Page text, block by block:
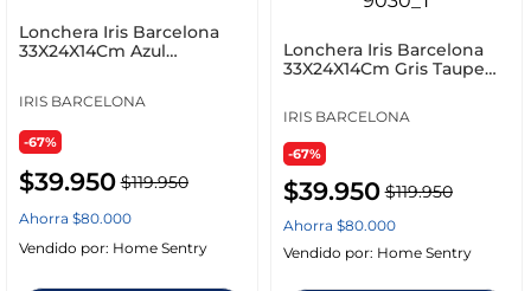
Lonchera Iris Barcelona
33X24X14Cm Azul
IRIS BARCELONA
-67%
$39.950 $119.950
Ahorra $80.000
Vendido por: Home Sentry
Lonchera Iris Barcelona
33X24X14Cm Gris Taupe
IRIS BARCELONA
-67%
$39.950 $119.950
Ahorra $80.000
Vendido por: Home Sentry